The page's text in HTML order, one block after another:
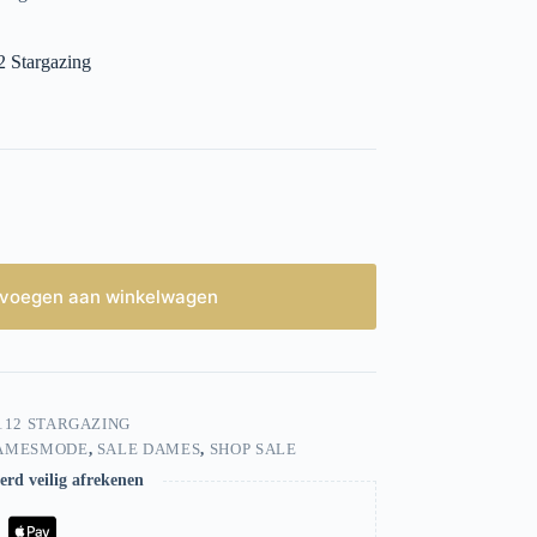
Stargazing
aan winkelwagen
STARGAZING
, SALE DAMES, SHOP SALE
veilig afrekenen